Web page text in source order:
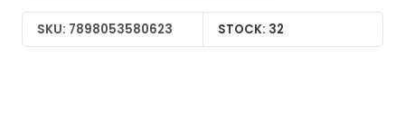
SKU: 7898053580623 STOCK: 32